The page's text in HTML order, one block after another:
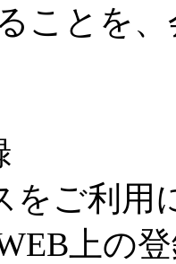
ことを
ご利用
上の